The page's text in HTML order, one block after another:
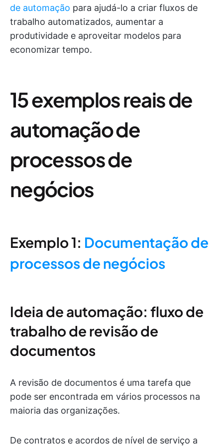
de automação para ajudá-lo a criar fluxos de
trabalho automatizados, aumentar a
produtividade e aproveitar modelos para
economizar tempo.
15 exemplos reais de
automação de
processos de
negócios
Exemplo 1: Documentação de
processos de negócios
Ideia de automação: fluxo de
trabalho de revisão de
documentos
A revisão de documentos é uma tarefa que
pode ser encontrada em vários processos na
maioria das organizações.
De contratos e acordos de nível de serviço a